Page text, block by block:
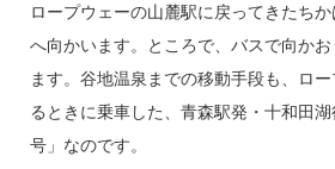
ロープウェーの山麓駅に戻ってきたち
へ向かいます。ところで、バスで向か
ます。谷地温泉までの移動手段も、ロ
るときに乗車した、青森駅発・十和田
号」なのです。